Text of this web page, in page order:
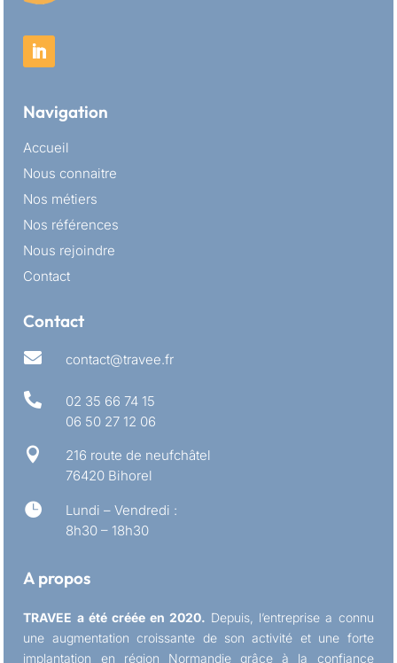
Navigation
Accueil
Nous connaitre
Nos métiers
Nos références
Nous rejoindre
Contact
Contact
 contact@travee.fr

02 35 66 74 15
06 50 27 12 06

216 route de neufchâtel
76420 Bihorel

Lundi – Vendredi :
8h30 – 18h30
A propos
TRAVEE a été créée en 2020. Depuis, l’entreprise a connu
une augmentation croissante de son activité et une forte
implantation en région Normandie grâce à la confiance